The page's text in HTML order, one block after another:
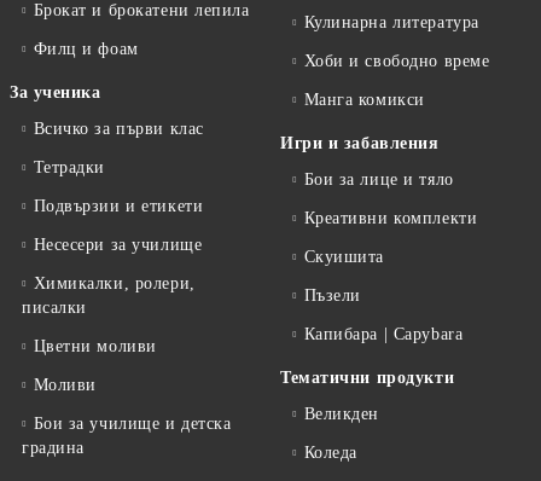
Брокат и брокатени лепила
Филц и фоам
За ученика
Всичко за първи клас
Тетрадки
Подвързии и етикети
Несесери за училище
Химикалки, ролери,
писалки
Цветни моливи
Моливи
Бои за училище и детска
градина
Кулинарна литература
Хоби и свободно време
Манга комикси
Игри и забавления
Бои за лице и тяло
Креативни комплекти
Скуишита
Пъзели
Капибара | Capybara
Тематични продукти
Великден
Коледа